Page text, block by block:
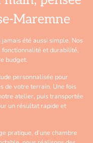
Maremne
été aussi simple. Nos
et durabilité,
budget.
personnalisée pour
de votre terrain. Une fois
atelier, puis transportée
un résultat rapide et
pratique, d’une chambre